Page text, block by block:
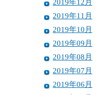
2019年12月
2019年11月
2019年10月
2019年09月
2019年08月
2019年07月
2019年06月